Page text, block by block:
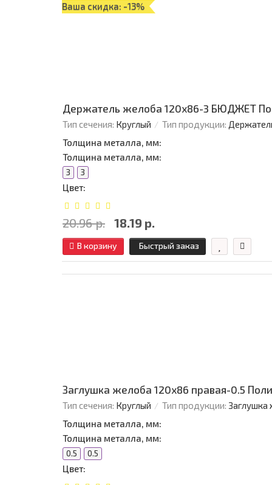
Ваша скидка: -13%
Держатель желоба 120х86-3 БЮДЖЕТ
Тип сечения: Круглый Тип продукции:
Толщина металла, мм:
Толщина металла, мм:
3 3
Цвет:
20.96 р. 18.19 р.
В корзину Быстрый заказ
Заглушка желоба 120х86 правая-0.5
Тип сечения: Круглый Тип продукции: Заглушка
Толщина металла, мм:
Толщина металла, мм:
0.5 0.5
Цвет: